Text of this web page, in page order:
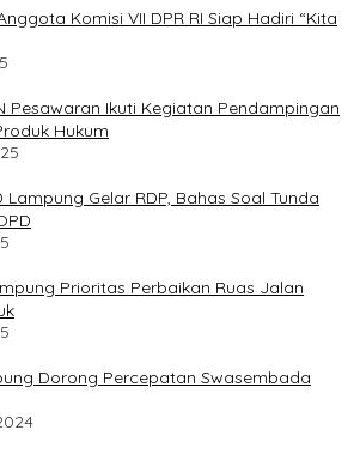
Komisi VII DPR RI Siap Hadiri “Kita
Pesawaran Ikuti Kegiatan Pendampingan
Hukum
Lampung Gelar RDP, Bahas Soal Tunda
Prioritas Perbaikan Ruas Jalan
Dorong Percepatan Swasembada